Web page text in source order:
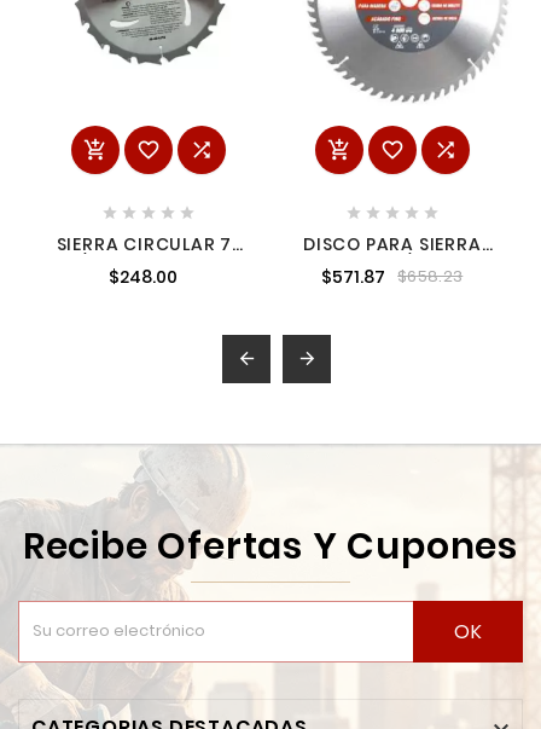
  
    
SIERRA CIRCULAR 7-
1/4" X 16 DIENTES
MILWAUKEE 48404116
$248.00
  
    
DISCO PARA SIERRA
CIRCULAR P/MADERA
12'' X 1'' 60DT WEST-
$571.87 $658.23
 
Recibe Ofertas Y Cupones
OK